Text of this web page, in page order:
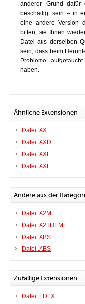
anderen Grund dafür
beschädigt sein – in
eine andere Version
bitten, sie Ihnen
Datei aus derselben
sein, dass beim
Probleme
haben.
Ähnliche Extensionen
Datei .AX
Datei .AXD
Datei .AXE
Datei .AXE
Andere aus der
Datei .A2M
Datei .A2THEME
Datei .ABS
Datei .ABS
Zufällige Extensionen
Datei .EDFX